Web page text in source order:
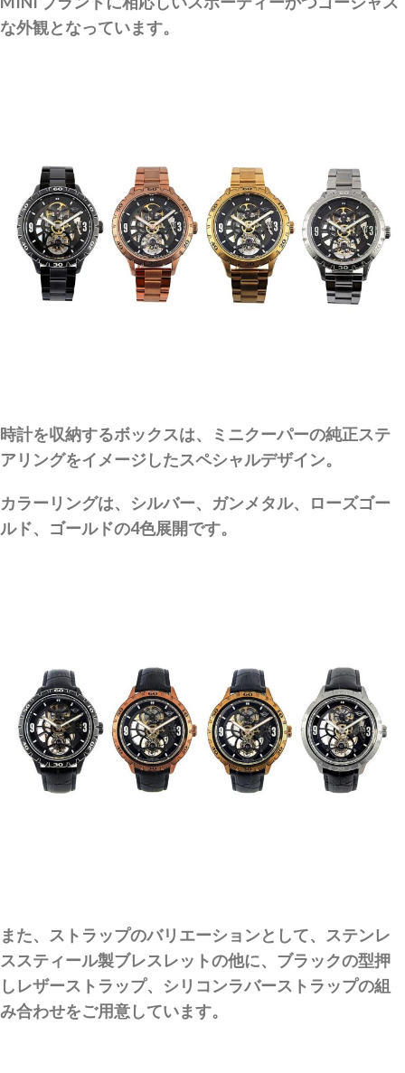
な外観となっています。
時計を収納するボックスは、ミニクーパーの純正ステ
アリングをイメージしたスペシャルデザイン。
カラーリングは、シルバー、ガンメタル、ローズゴー
ルド、ゴールドの4色展開です。
また、ストラップのバリエーションとして、ステンレ
ススティール製ブレスレットの他に、ブラックの型押
しレザーストラップ、シリコンラバーストラップの組
み合わせをご用意しています。